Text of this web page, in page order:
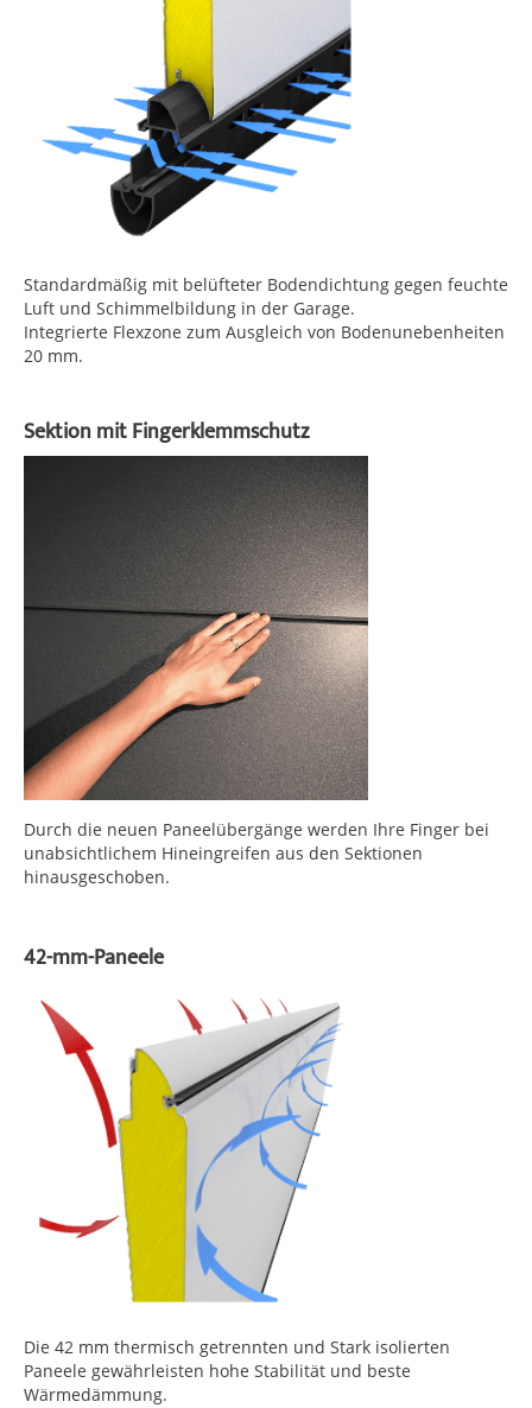
Standardmäßig mit belüfteter Bodendichtung gegen feuchte
Luft und Schimmelbildung in der Garage.
Integrierte Flexzone zum Ausgleich von Bodenunebenheiten
20 mm.
Sektion mit Fingerklemmschutz
Durch die neuen Paneelübergänge werden Ihre Finger bei
unabsichtlichem Hineingreifen aus den Sektionen
hinausgeschoben.
42-mm-Paneele
Die 42 mm thermisch getrennten und Stark isolierten
Paneele gewährleisten hohe Stabilität und beste
Wärmedämmung.